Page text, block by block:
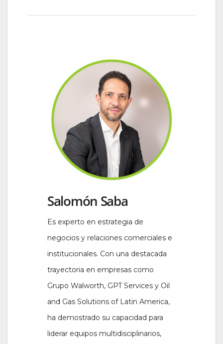
Salomón Saba
Es experto en estrategia de
negocios y relaciones comerciales e
institucionales. Con una destacada
trayectoria en empresas como
Grupo Walworth, GPT Services y Oil
and Gas Solutions of Latin America,
ha demostrado su capacidad para
liderar equipos multidisciplinarios,